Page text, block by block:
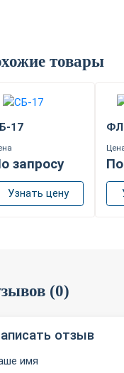
товары
17
запросу
Узнать цену
(0)
отзыв
имя